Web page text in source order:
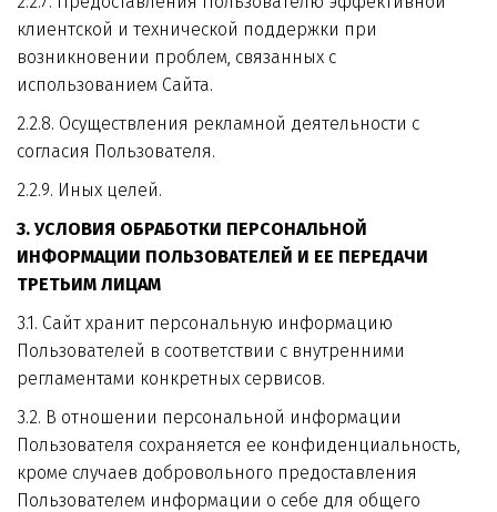
клиентской и технической поддержки при
возникновении проблем, связанных с
использованием Сайта.
2.2.8. Осуществления рекламной деятельности с
согласия Пользователя.
2.2.9. Иных целей.
3. УСЛОВИЯ ОБРАБОТКИ ПЕРСОНАЛЬНОЙ
ИНФОРМАЦИИ ПОЛЬЗОВАТЕЛЕЙ И ЕЕ ПЕРЕДАЧИ
ТРЕТЬИМ ЛИЦАМ
3.1. Сайт хранит персональную информацию
Пользователей в соответствии с внутренними
регламентами конкретных сервисов.
3.2. В отношении персональной информации
Пользователя сохраняется ее конфиденциальность,
кроме случаев добровольного предоставления
Пользователем информации о себе для общего